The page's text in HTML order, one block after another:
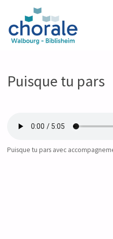
Puisque tu pars
Puisque tu pars avec